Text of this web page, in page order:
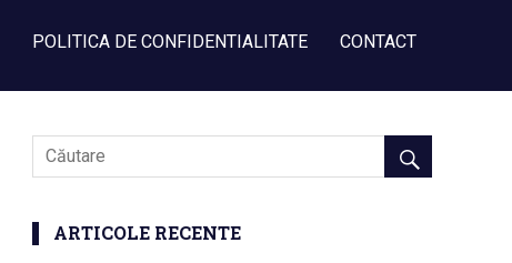
POLITICA DE CONFIDENTIALITATE CONTACT
ARTICOLE RECENTE